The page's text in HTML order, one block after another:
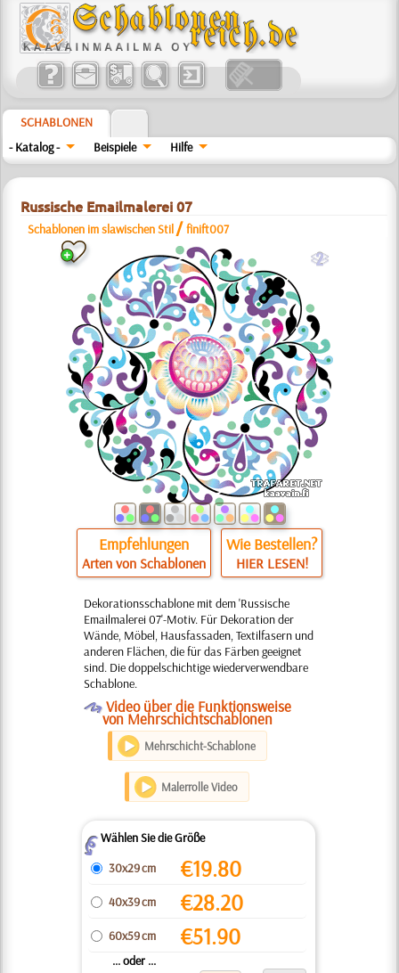
SCHABLONEN
- Katalog -
Beispiele Hilfe
Russische Emailmalerei 07
Schablonen im slawischen Stil /finift007
b
Empfehlungen
Arten von Schablonen
Wie Bestellen?
HIER LESEN!
Dekorationsschablone mit dem 'Russische
Emailmalerei 07'-Motiv. Für Dekoration der
Wände, Möbel, Hausfassaden, Textilfasern und
anderen Flächen, die für das Färben geeignet
sind. Die doppelschichtige wiederverwendbare
Schablone.
O Video über die Funktionsweise
von Mehrschichtschablonen
Mehrschicht-Schablone
Malerrolle Video
ZWählen Sie die Größe
30x29 cm
€19.80
40x39 cm €28.20
60x59 cm €51.90
... oder ...